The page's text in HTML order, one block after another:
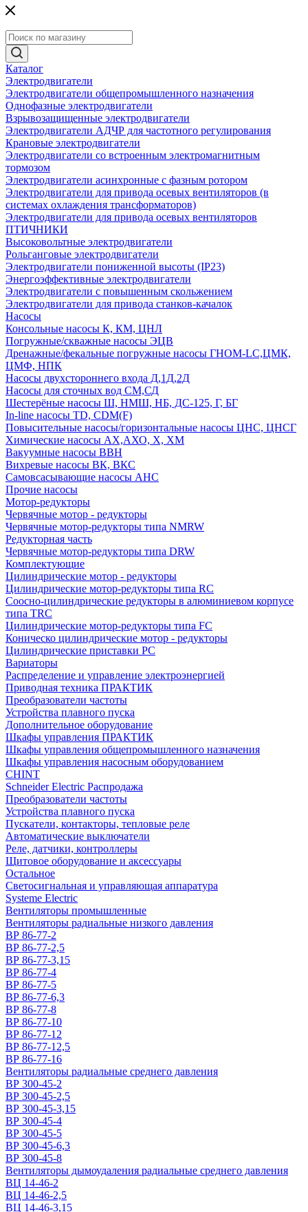
Каталог
Электродвигатели
Электродвигатели общепромышленного назначения
Однофазные электродвигатели
Взрывозащищенные электродвигатели
Электродвигатели АДЧР для частотного регулирования
Крановые электродвигатели
Электродвигатели со встроенным электромагнитным
тормозом
Электродвигатели асинхронные с фазным ротором
Электродвигатели для привода осевых вентиляторов (в
системах охлаждения трансформаторов)
Электродвигатели для привода осевых вентиляторов
ПТИЧНИКИ
Высоковольтные электродвигатели
Рольганговые электродвигатели
Электродвигатели пониженной высоты (IP23)
Энергоэффективные электродвигатели
Электродвигатели с повышенным скольжением
Электродвигатели для привода станков-качалок
Насосы
Консольные насосы К, КМ, ЦНЛ
Погружные/скважные насосы ЭЦВ
Дренажные/фекальные погружные насосы ГНОМ-LC,ЦМК,
ЦМФ, НПК
Насосы двухстороннего входа Д,1Д,2Д
Насосы для сточных вод СМ,СД
Шестерёные насосы Ш, НМШ, НБ, ДС-125, Г, БГ
In-line насосы TD, CDM(F)
Повысительные насосы/горизонтальные насосы ЦНС, ЦНСГ
Химические насосы АХ,АХО, Х, ХМ
Вакуумные насосы ВВН
Вихревые насосы ВК, ВКС
Самовсасывающие насосы АНС
Прочие насосы
Мотор-редукторы
Червячные мотор - редукторы
Червячные мотор-редукторы типа NMRW
Редукторная часть
Червячные мотор-редукторы типа DRW
Комплектующие
Цилиндрические мотор - редукторы
Цилиндрические мотор-редукторы типа RC
Соосно-цилиндрические редукторы в алюминиевом корпусе
типа TRC
Цилиндрические мотор-редукторы типа FC
Коническо цилиндрические мотор - редукторы
Цилиндрические приставки PC
Вариаторы
Распределение и управление электроэнергией
Приводная техника ПРАКТИК
Преобразователи частоты
Устройства плавного пуска
Дополнительное оборудование
Шкафы управления ПРАКТИК
Шкафы управления общепромышленного назначения
Шкафы управления насосным оборудованием
CHINT
Schneider Electric Распродажа
Преобразователи частоты
Устройства плавного пуска
Пускатели, контакторы, тепловые реле
Автоматические выключатели
Реле, датчики, контроллеры
Щитовое оборудование и аксессуары
Остальное
Светосигнальная и управляющая аппаратура
Systeme Electric
Вентиляторы промышленные
Вентиляторы радиальные низкого давления
ВР 86-77-2
ВР 86-77-2,5
ВР 86-77-3,15
ВР 86-77-4
ВР 86-77-5
ВР 86-77-6,3
ВР 86-77-8
ВР 86-77-10
ВР 86-77-12
ВР 86-77-12,5
ВР 86-77-16
Вентиляторы радиальные среднего давления
ВР 300-45-2
ВР 300-45-2,5
ВР 300-45-3,15
ВР 300-45-4
ВР 300-45-5
ВР 300-45-6,3
ВР 300-45-8
Вентиляторы дымоудаления радиальные среднего давления
ВЦ 14-46-2
ВЦ 14-46-2,5
ВЦ 14-46-3,15